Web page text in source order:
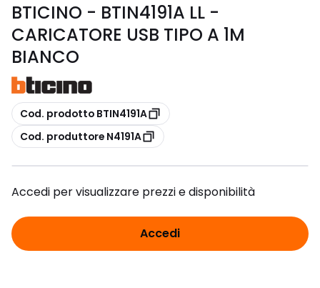
BTICINO - BTIN4191A LL -
CARICATORE USB TIPO A 1M
BIANCO
copia
Cod. prodotto BTIN4191A
copia
Cod. produttore N4191A
Accedi per visualizzare prezzi e disponibilità
Accedi